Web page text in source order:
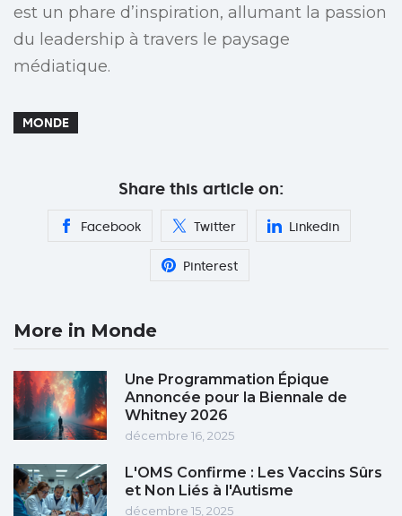
est un phare d’inspiration, allumant la passion
du leadership à travers le paysage
médiatique.
MONDE
Share this article on:
Facebook Twitter Linkedin
Pinterest
More in Monde
Une Programmation Épique
Annoncée pour la Biennale de
Whitney 2026
décembre 16, 2025
L'OMS Confirme : Les Vaccins Sûrs
et Non Liés à l'Autisme
décembre 15, 2025